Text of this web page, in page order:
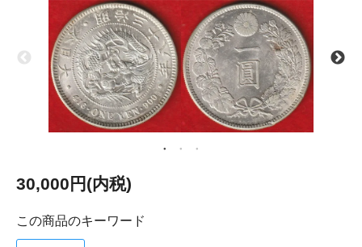
30,000円(内税)
この商品のキーワード